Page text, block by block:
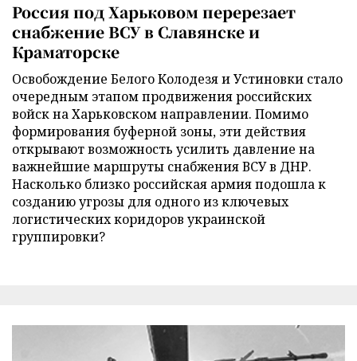
Россия под Харьковом перерезает
снабжение ВСУ в Славянске и
Краматорске
Освобождение Белого Колодезя и Устиновки стало
очередным этапом продвижения российских
войск на Харьковском направлении. Помимо
формирования буферной зоны, эти действия
открывают возможность усилить давление на
важнейшие маршруты снабжения ВСУ в ДНР.
Насколько близко российская армия подошла к
созданию угрозы для одного из ключевых
логистических коридоров украинской
группировки?